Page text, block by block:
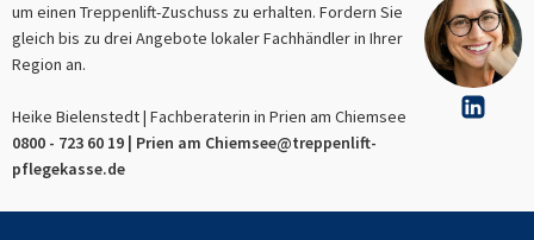
um einen Treppenlift-Zuschuss zu erhalten. Fordern Sie
gleich bis zu drei Angebote lokaler Fachhändler in Ihrer
Region an.
Heike Bielenstedt | Fachberaterin in Prien am Chiemsee
0800 - 723 60 19 | Prien am Chiemsee@treppenlift-
pflegekasse.de